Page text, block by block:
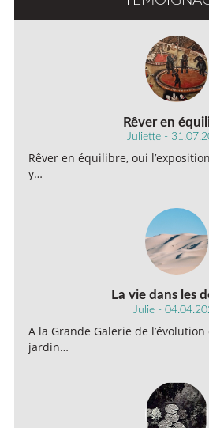
Rêver en
Juliette -
Rêver en équilibre, oui
y…
La vie dans les
Julie -
A la Grande Galerie de
jardin…